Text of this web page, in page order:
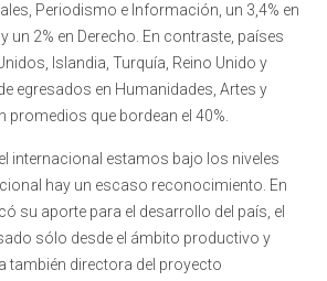
Periodismo e Información, un 3,4% en
un 2% en Derecho. En contraste, países
Islandia, Turquía, Reino Unido y
egresados en Humanidades, Artes y
promedios que bordean el 40%.
internacional estamos bajo los niveles
hay un escaso reconocimiento. En
su aporte para el desarrollo del país, el
sólo desde el ámbito productivo y
también directora del proyecto